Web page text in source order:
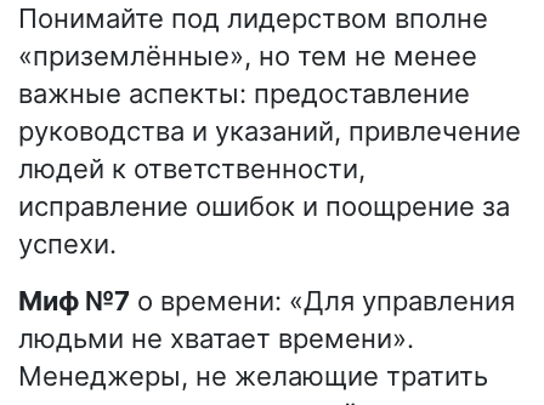
Понимайте под лидерством вполне
«приземлённые», но тем не менее
важные аспекты: предоставление
руководства и указаний, привлечение
людей к ответственности,
исправление ошибок и поощрение за
успехи.
Миф №7 о времени: «Для управления
людьми не хватает времени».
Менеджеры, не желающие тратить